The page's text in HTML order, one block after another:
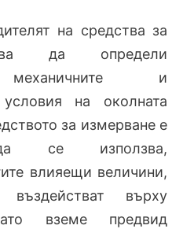
на средства за
да определи
механичните и
условия на околната
за измерване е
да се използва,
влияещи величини,
върху
вземе предвид